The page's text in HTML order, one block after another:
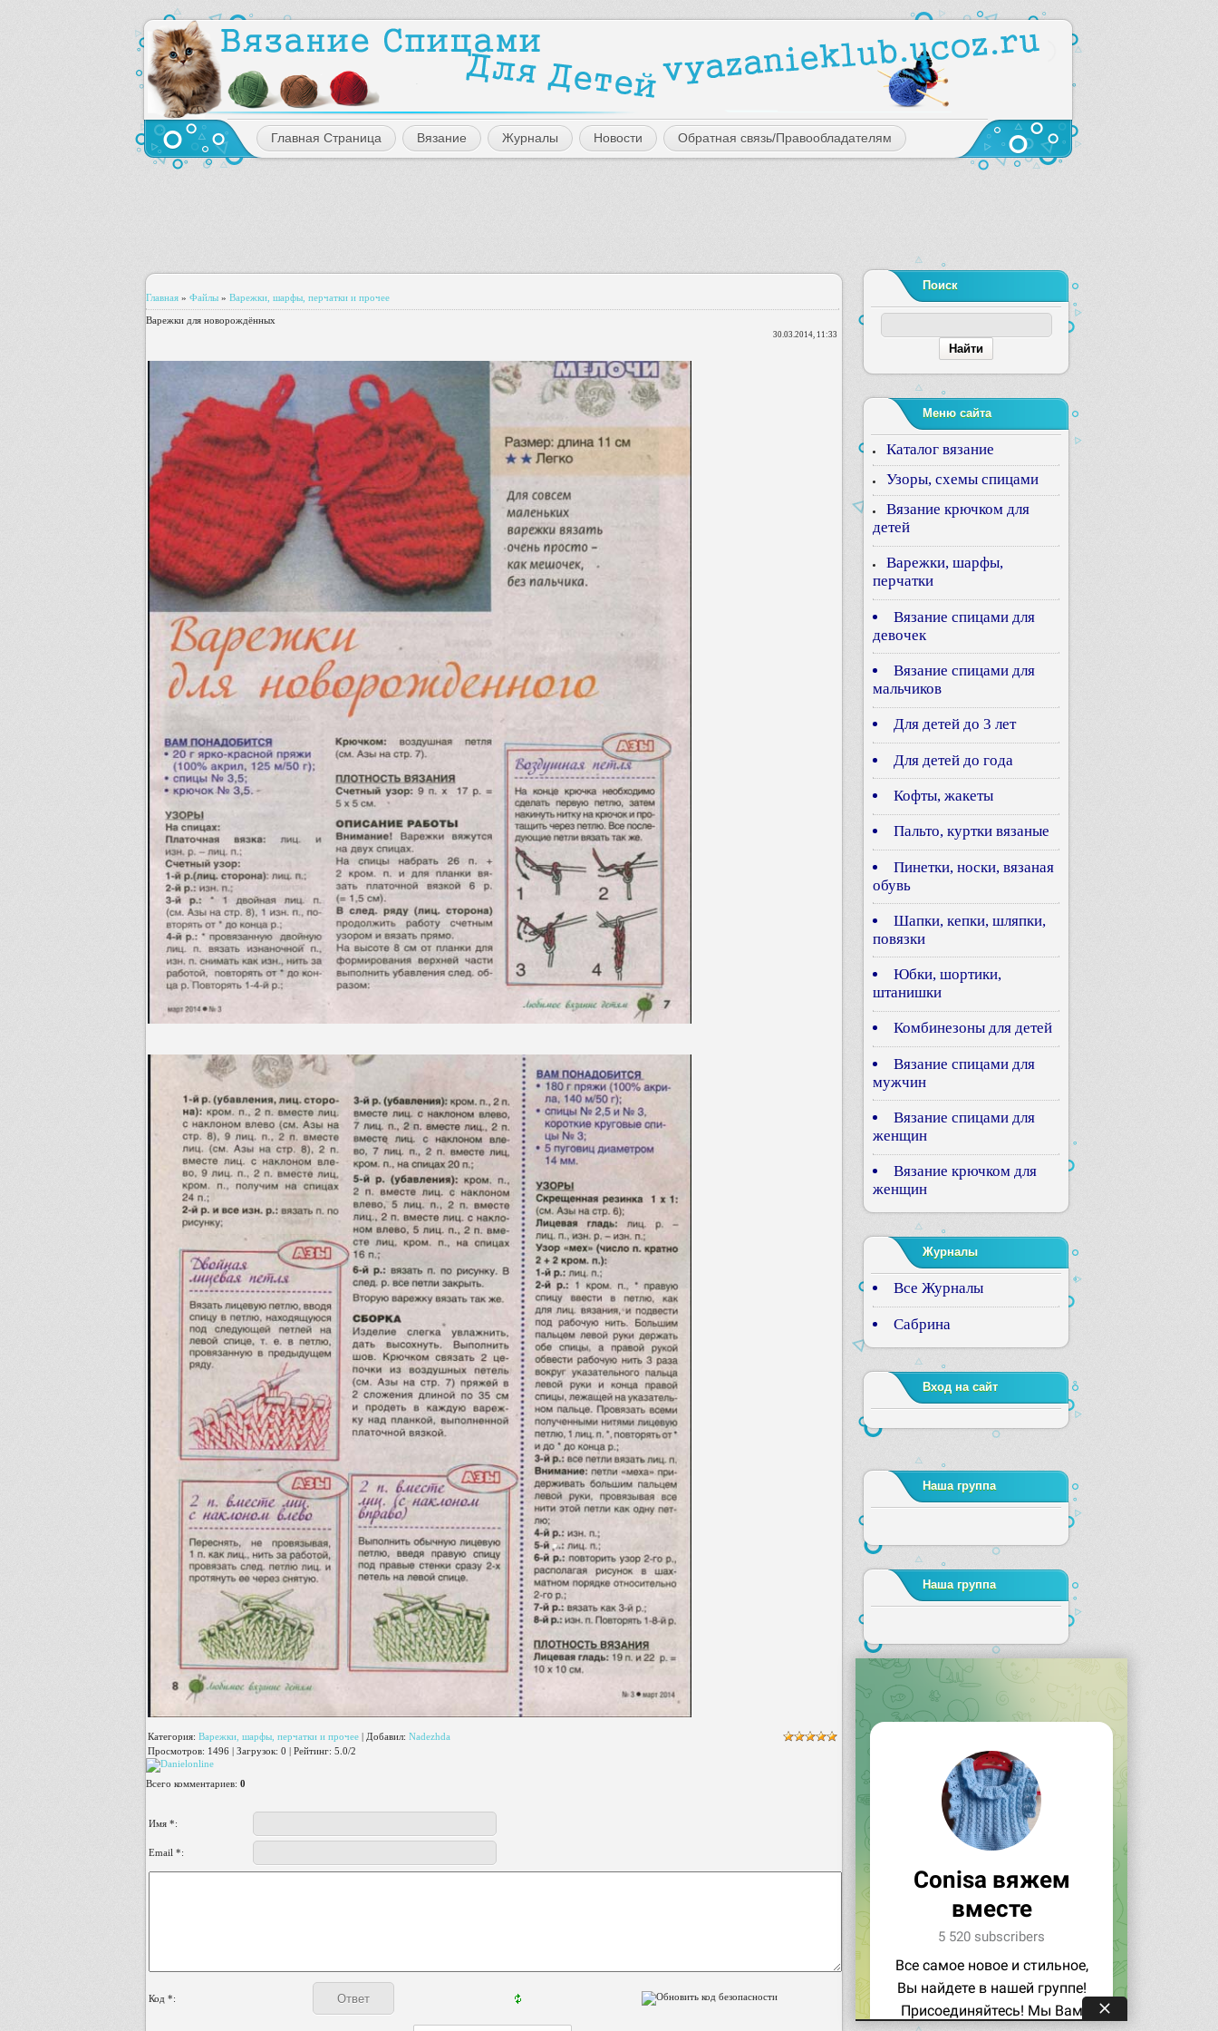
Главная Страница Вязание Журналы Новости Обратная связь/Правообладателям
Главная » Файлы » Варежки, шарфы, перчатки и прочее
Варежки для новорождённых
30.03.2014, 11:33
Категория: Варежки, шарфы, перчатки и прочее | Добавил: Nadezhda
Просмотров: 1496 | Загрузок: 0 | Рейтинг: 5.0/2
Всего комментариев: 0
Имя *:
Email *:
Код *:
Поиск
Меню сайта
Каталог вязание
Узоры, схемы спицами
Вязание крючком для
детей
Варежки, шарфы,
перчатки
Вязание спицами для
девочек
Вязание спицами для
мальчиков
Для детей до 3 лет
Для детей до года
Кофты, жакеты
Пальто, куртки вязаные
Пинетки, носки, вязаная
обувь
Шапки, кепки, шляпки,
повязки
Юбки, шортики,
штанишки
Комбинезоны для детей
Вязание спицами для
мужчин
Вязание спицами для
женщин
Вязание крючком для
женщин
Журналы
Все Журналы
Сабрина
Вход на сайт
Наша группа
Наша группа